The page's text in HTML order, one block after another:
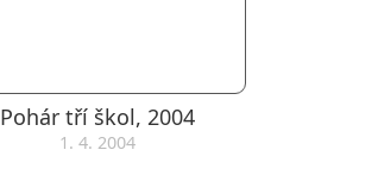
Pohár tří škol, 2004
1. 4. 2004